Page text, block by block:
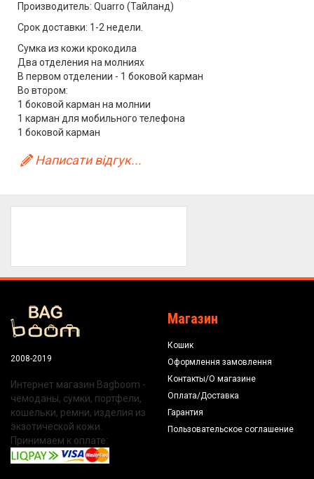
Производитель: Quarro (Тайланд)
Срок доставки: 1-2 недели.
Сумка из кожи крокодила
Два отделения на молниях
В первом отделении - 1 боковой карман
Во втором:
1 боковой карман на молнии
1 карман для мобильного телефона
1 боковой карман
Написати відгук...
2008-2019
Интернет магазин Bagboom -
чемоданы, сумки, портфели,
кошельки, ремни, изделия из
экзотической кожи.
Принимаем к оплате:
Магазин
Кошик
Оформлення замовлення
Контакты/О магазине
Оплата/Доставка
Гарантия
Пользовательское соглашение